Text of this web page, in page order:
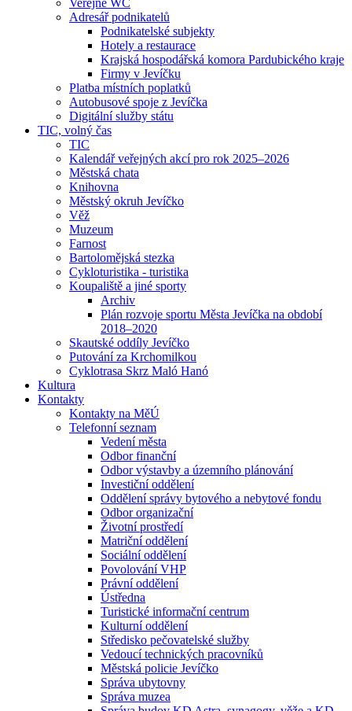
Veřejné WC
Adresář podnikatelů
Podnikatelské subjekty
Hotely a restaurace
Krajská hospodářská komora Pardubického kraje
Firmy v Jevíčku
Platba místních poplatků
Autobusové spoje z Jevíčka
Digitální služby státu
TIC, volný čas
TIC
Kalendář veřejných akcí pro rok 2025–2026
Městská chata
Knihovna
Městský okruh Jevíčko
Věž
Muzeum
Farnost
Bartolomějská stezka
Cykloturistika - turistika
Koupaliště a jiné sporty
Archiv
Plán rozvoje sportu Města Jevíčka na období
2018–2020
Skautské oddíly Jevíčko
Putování za Krchomilkou
Cyklotrasa Skrz Maló Hanó
Kultura
Kontakty
Kontakty na MěÚ
Telefonní seznam
Vedení města
Odbor finanční
Odbor výstavby a územního plánování
Investiční oddělení
Oddělení správy bytového a nebytové fondu
Odbor organizační
Životní prostředí
Matriční oddělení
Sociální oddělení
Povolování VHP
Právní oddělení
Ústředna
Turistické informační centrum
Kulturní oddělení
Středisko pečovatelské služby
Vedoucí technických pracovníků
Městská policie Jevíčko
Správa ubytovny
Správa muzea